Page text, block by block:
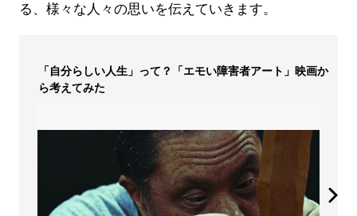
る、様々な人々の思いを伝えていきます。
「自分らしい人生」って？「エモい障害者アート」映画か
ら考えてみた